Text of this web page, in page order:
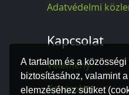
A tartalom és a
biztosításához, valamint
elemzéséhez sütiket
Adatvédelmi
Kapcsolat
Vélemény
Kapcsolat